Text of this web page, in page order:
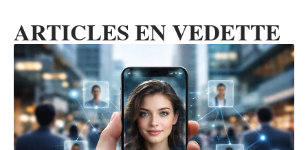
ARTICLES EN VEDETTE